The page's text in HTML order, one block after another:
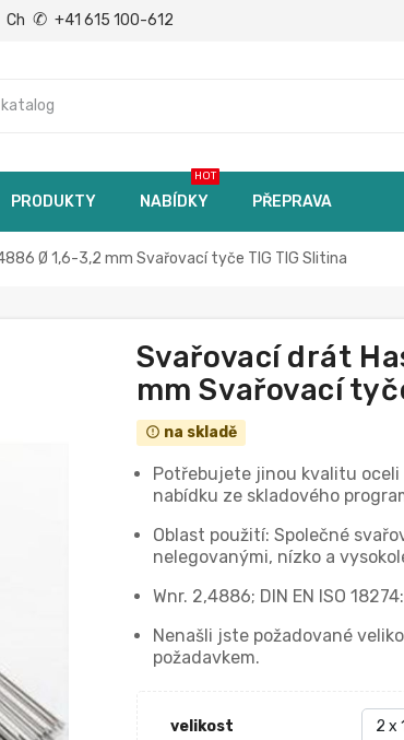
Ch ✆ +41 615 100-612
PRODUKTY NABÍDKY
HOT
PŘEPRAVA
Ø 1,6-3,2 mm Svařovací tyče TIG TIG Slitina
Svařovací drát
mm Svařovací
error_outline na skladě
Potřebujete jinou kvalitu oceli
nabídku ze skladového
Oblast použití: Společné
nelegovanými, nízko a
Wnr. 2,4886; DIN EN ISO
Nenašli jste požadované
požadavkem.
velikost